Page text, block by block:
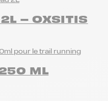
– OXSITIS
pour le trail running
ML